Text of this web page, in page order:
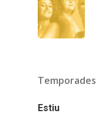
Temporades
Estiu